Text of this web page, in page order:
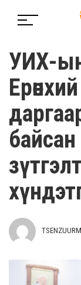
УИХ-
байсан